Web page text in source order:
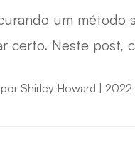
um método
certo. Neste post,
por Shirley Howard